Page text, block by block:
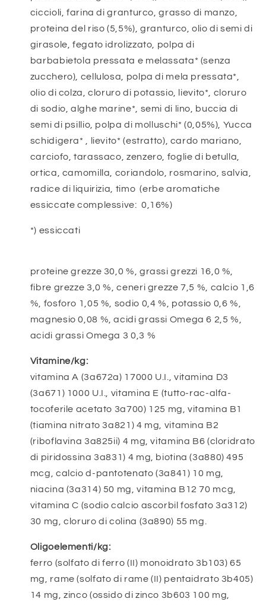
ciccioli, farina di granturco, grasso di manzo,
proteina del riso (5,5%), granturco, olio di semi di
girasole, fegato idrolizzato, polpa di
barbabietola pressata e melassata* (senza
zucchero), cellulosa, polpa di mela pressata*,
olio di colza, cloruro di potassio, lievito*, cloruro
di sodio, alghe marine*, semi di lino, buccia di
semi di psillio, polpa di molluschi* (0,05%), Yucca
schidigera* , lievito* (estratto), cardo mariano,
carciofo, tarassaco, zenzero, foglie di betulla,
ortica, camomilla, coriandolo, rosmarino, salvia,
radice di liquirizia, timo (erbe aromatiche
essiccate complessive: 0,16%)
*) essiccati
proteine grezze 30,0 %, grassi grezzi 16,0 %,
fibre grezze 3,0 %, ceneri grezze 7,5 %, calcio 1,6
%, fosforo 1,05 %, sodio 0,4 %, potassio 0,6 %,
magnesio 0,08 %, acidi grassi Omega 6 2,5 %,
acidi grassi Omega 3 0,3 %
Vitamine/kg:
vitamina A (3a672a) 17000 U.I., vitamina D3
(3a671) 1000 U.I., vitamina E (tutto-rac-alfa-
tocoferile acetato 3a700) 125 mg, vitamina B1
(tiamina nitrato 3a821) 4 mg, vitamina B2
(riboflavina 3a825ii) 4 mg, vitamina B6 (cloridrato
di piridossina 3a831) 4 mg, biotina (3a880) 495
mcg, calcio d-pantotenato (3a841) 10 mg,
niacina (3a314) 50 mg, vitamina B12 70 mcg,
vitamina C (sodio calcio ascorbil fosfato 3a312)
30 mg, cloruro di colina (3a890) 55 mg.
Oligoelementi/kg:
ferro (solfato di ferro (II) monoidrato 3b103) 65
mg, rame (solfato di rame (II) pentaidrato 3b405)
14 mg, zinco (ossido di zinco 3b603 100 mg,